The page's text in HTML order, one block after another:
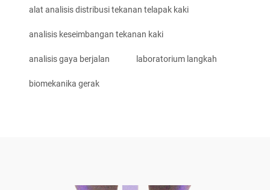
alat analisis distribusi tekanan telapak kaki
analisis keseimbangan tekanan kaki
analisis gaya berjalan laboratorium langkah
biomekanika gerak